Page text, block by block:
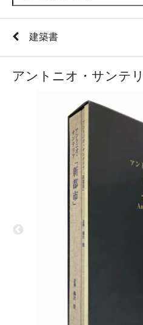
建築書
アントニオ・サンテ